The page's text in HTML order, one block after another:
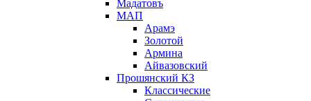
Мадатовъ
МАП
Арамэ
Золотой
Армина
Айвазовский
Прошянский КЗ
Классические